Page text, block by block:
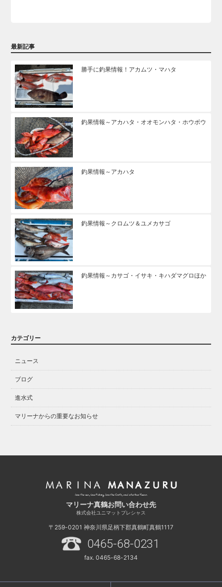
最新記事
勝手に釣果情報！アカムツ・マハタ
釣果情報～アカハタ・オオモンハタ・ホウボウ
釣果情報～アカハタ
釣果情報～クロムツ＆ユメカサゴ
釣果情報～カサゴ・イサキ・キハダマグロほか
カテゴリー
ニュース
ブログ
進水式
マリーナからの重要なお知らせ
マリーナ真鶴お問い合わせ先
株式会社ユニマットプレシャス
〒259-0201 神奈川県足柄下郡真鶴町真鶴1117
0465-68-0231
fax. 0465-68-2134